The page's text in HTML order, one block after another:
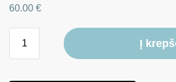
60.00 €
Į